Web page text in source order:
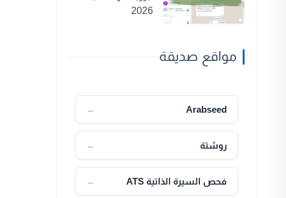
2026
مواقع صديقة
Arabseed
←
روشتة ←
فحص السيرة الذاتية ATS ←